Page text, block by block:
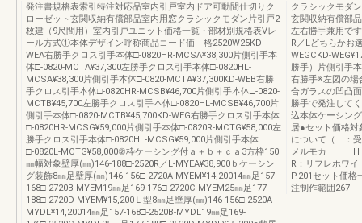
発注書規格表索引特注対応品室内引戸室内ドア可動間仕切りク
ローゼット玄関収納有償部品室内用窓クラシックモダン片引戸2
枚建（9尺間用）室内引戸ユニット価格一覧・部材別規格表Vレ
ール方式①本体デザイン呼称商品コード価 格2520W25KD-
WEA右勝手クロス引手本体□-0820HR-MCSA¥38,300片側引手本
体□-0820-MCTA¥37,300左勝手クロス引手本体□-0820HL-
MCSA¥38,300片側引手本体□-0820-MCTA¥37,300KD-WEB右勝
手クロス引手本体□-0820HR-MCSB¥46,700片側引手本体□-0820-
MCTB¥45,700左勝手クロス引手本体□-0820HL-MCSB¥46,700片
側引手本体□-0820-MCTB¥45,700KD-WEG右勝手クロス引手本体
□-0820HR-MCSG¥59,000片側引手本体□-0820R-MCTG¥58,000左
勝手クロス引手本体□-0820HL-MCSG¥59,000片側引手本体
□-0820L-MCTG¥58,000②枠ケーシング付ａ＋ｂ＋ｃａ3方枠150
㎜幅対象壁厚(㎜)146-188□-2520R／L-MYEA¥38,900ｂケーシン
グ装飾8㎜足壁厚(㎜)146-156□-2720A-MYEM¥14,20014㎜足157-
168□-2720B-MYEM19㎜足169-176□-2720C-MYEM25㎜足177-
188□-2720D-MYEM¥15,200Ｌ型8㎜足壁厚(㎜)146-156□-2520A-
MYDL¥14,20014㎜足157-168□-2520B-MYDL19㎜足169-
クラシックモダ
玄関収納有償部
左右勝手兼用で
R／Lどちらかお
WEGCKD-
勝手）片側引手
右勝手※左図の場
合ガラスの凹凸
勝手で発注して
込本体ケーシン
居●セット価格対
について（ ：受
メルモカ H
R：リフレホワ
P.201セット価
注制作範囲267